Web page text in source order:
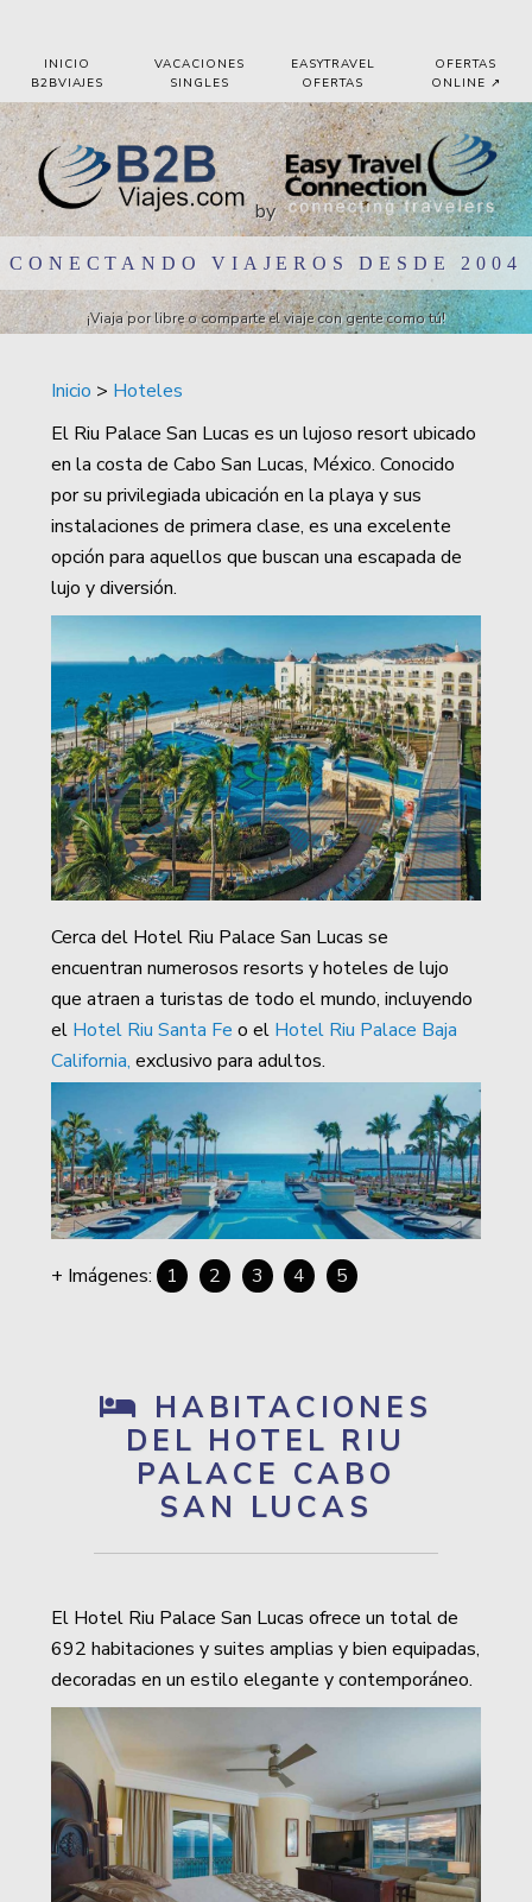
Pasar al contenido principal
OFERTAS
ONLINE ↗️
EASYTRAVEL
OFERTAS
VACACIONES
SINGLES
INICIO
B2BVIAJES
by
CONECTANDO VIAJEROS DESDE 2004
¡Viaja por libre o comparte el viaje con gente como tú!
Inicio > Hoteles
El Riu Palace San Lucas es un lujoso resort ubicado
en la costa de Cabo San Lucas, México. Conocido
por su privilegiada ubicación en la playa y sus
instalaciones de primera clase, es una excelente
opción para aquellos que buscan una escapada de
lujo y diversión.
Cerca del Hotel Riu Palace San Lucas se
encuentran numerosos resorts y hoteles de lujo
que atraen a turistas de todo el mundo, incluyendo
el Hotel Riu Santa Fe o el Hotel Riu Palace Baja
California, exclusivo para adultos.
1 2 3 4 5
HABITACIONES
DEL HOTEL RIU
PALACE CABO
SAN LUCAS
El Hotel Riu Palace San Lucas ofrece un total de
692 habitaciones y suites amplias y bien equipadas,
decoradas en un estilo elegante y contemporáneo.